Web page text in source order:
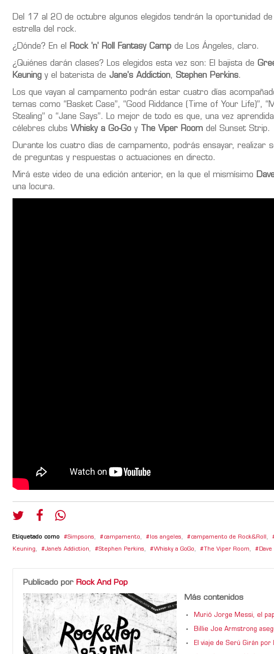
Del 17 al 20 de octubre algunos elegidos tendrán la oportunidad
estrella del rock.
¿Dónde? En el Rock 'n' Roll Fantasy Camp de Los Ángeles, claro.
¿Quiénes darán clases? Los elegidos esta vez son: El bajista de
Keuning y el baterista de Jane's Addiction, Stephen Perkins.
Los que vayan al campamento podrán estar cuatro días
temas como “Basket Case”, “Good Riddance (Time of Your Life)”,
Stealing” o “Jane Says”. Lo mejor de todo es que, una vez
célebres clubs Whisky a Go-Go y The Viper Room del Sunset Strip.
Durante los cuatro días de campamento, podrás ensayar, realizar
de preguntas y respuestas o actuaciones en directo.
Mirá este video de una edición anterior, en la que el mismísimo
una locura.
Etiquetado como Simpsons, campamento, los angeles, campamento de Rock&Roll ,
Keuning, Jane's Addiction, Stephen Perkins, Whisky a GoGo, The Viper Room,
Publicado por Rock And Pop
Más contenidos
Murió Jorge Messi, el
Billie Joe Armstrong
El viaje de Serú Girán por